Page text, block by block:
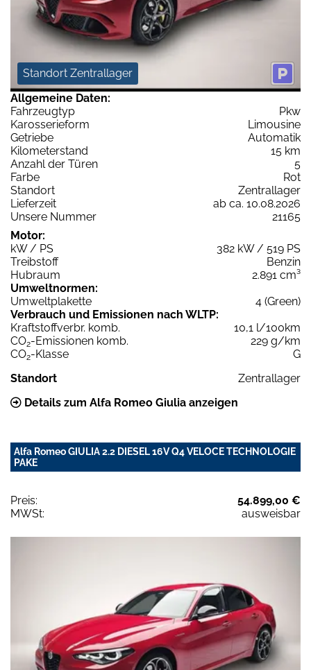
Standort Zentrallager
Allgemeine Daten:
Fahrzeugtyp
Pkw
Karosserieform
Limousine
Getriebe
Automatik
Kilometerstand
15 km
Anzahl der Türen
5
Farbe
Rot
Standort
Zentrallager
Lieferzeit
ab ca. 10.08.2026
Unsere Nummer
21165
Motor:
kW / PS
382 kW / 519 PS
Treibstoff
Benzin
Hubraum
2.891 cm³
Umweltnormen:
Umweltplakette
4 (Green)
Verbrauch und Emissionen nach WLTP:
Kraftstoffverbr. komb.
10,1 l/100km
CO2-Emissionen komb.
229 g/km
CO2-Klasse
G
Standort
Zentrallager
Details zum Alfa Romeo Giulia anzeigen
Alfa Romeo GIULIA 2.2 DIESEL 16V Q4 VELOCE TECHNOLOGIE
PAKE
Preis:
54.899,00 €
MWSt:
ausweisbar